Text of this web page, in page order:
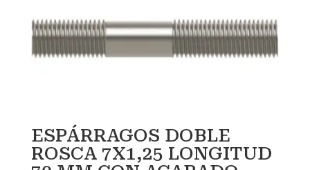
ESPÁRRAGOS DOBLE
ROSCA 7X1,25 LONGITUD